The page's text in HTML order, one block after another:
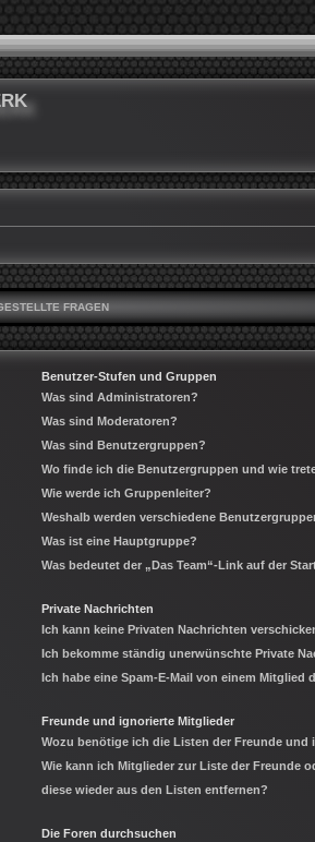
FRAGEN
Benutzer-Stufen und Gruppen
Was sind Administratoren?
Was sind Moderatoren?
Was sind Benutzergruppen?
Wo finde ich die Benutzergruppen und wie
Wie werde ich Gruppenleiter?
Weshalb werden verschiedene
Was ist eine Hauptgruppe?
Was bedeutet der „Das Team“-Link auf der
Private Nachrichten
Ich kann keine Privaten Nachrichten
Ich bekomme ständig unerwünschte Private
Ich habe eine Spam-E-Mail von einem Mitglied
Freunde und ignorierte Mitglieder
Wozu benötige ich die Listen der Freunde und
Wie kann ich Mitglieder zur Liste der Freunde
diese wieder aus den Listen entfernen?
Die Foren durchsuchen